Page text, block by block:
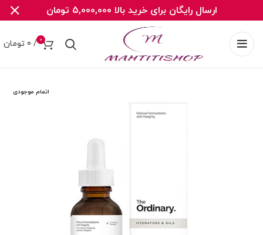
0
/
0 تومان
اتمام موجودی
ارسال رایگان برای خرید بالا 5,000,000 تومان